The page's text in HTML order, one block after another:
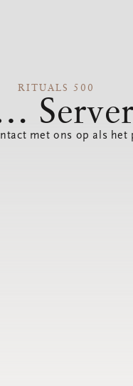
RITUALS 500
met ons op als